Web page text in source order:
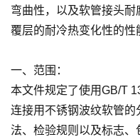
弯曲性，以及软管接头
覆层的耐冷热变化性的性
一、范围：
本文件规定了使用GB/T
连接用不锈钢波纹软管
法、检验规则以及标志、